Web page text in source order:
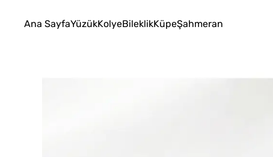
Ana SayfaYüzükKolyeBileklikKüpeŞahmeran